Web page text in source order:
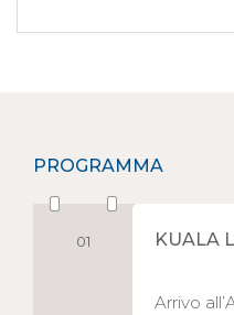
PROGRAMMA
01 KUALA
Arrivo